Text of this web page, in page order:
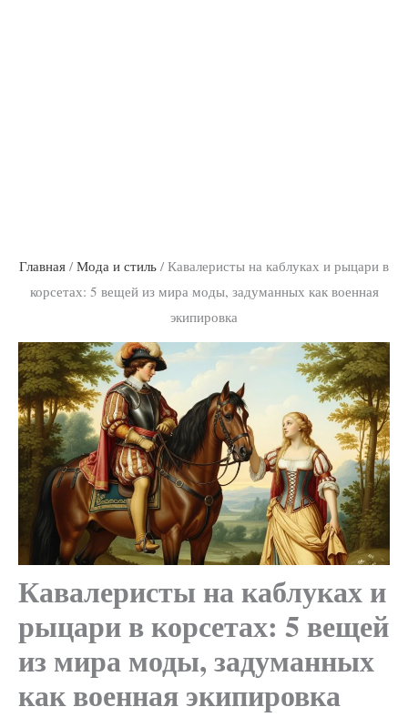
Главная / Мода и стиль / Кавалеристы на каблуках и рыцари в
корсетах: 5 вещей из мира моды, задуманных как военная
экипировка
Кавалеристы на каблуках и
рыцари в корсетах: 5 вещей
из мира моды, задуманных
как военная экипировка